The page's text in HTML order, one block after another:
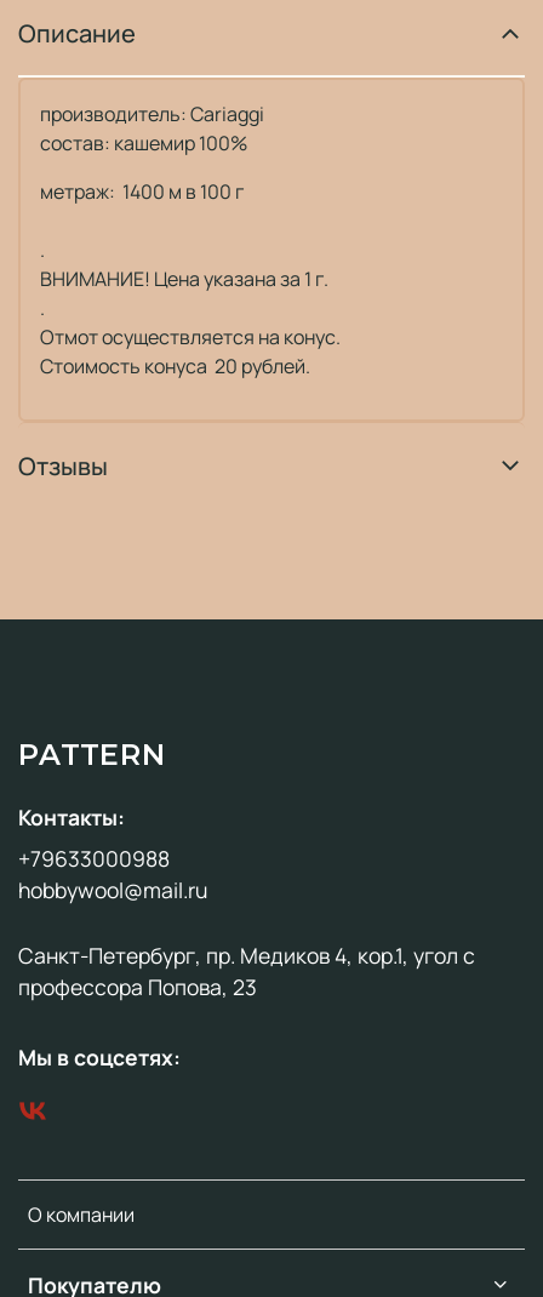
Описание
производитель:Cariaggi
состав: кашемир 100%
метраж: 1400 м в 100 г
.
ВНИМАНИЕ! Цена указана за 1 г.
.
Отмот осуществляется на конус.
Стоимость конуса 20 рублей.
Отзывы
PATTERN
О компании
Покупателю
Контакты:
+79633000988
hobbywool@mail.ru
Санкт-Петербург, пр. Медиков 4, кор.1, угол с
профессора Попова, 23
Мы в соцсетях: